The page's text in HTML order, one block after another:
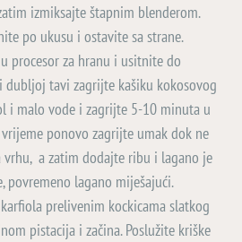
izmiksajte štapnim blenderom.
po ukusu i ostavite sa strane.
procesor za hranu i usitnite do
dubljoj tavi zagrijte kašiku kokosovog
i malo vode i zagrijte 5-10 minuta u
ponovo zagrijte umak dok ne
a zatim dodajte ribu i lagano je
lagano miješajući.
prelivenim kockicama slatkog
pistacija i začina. Poslužite kriške